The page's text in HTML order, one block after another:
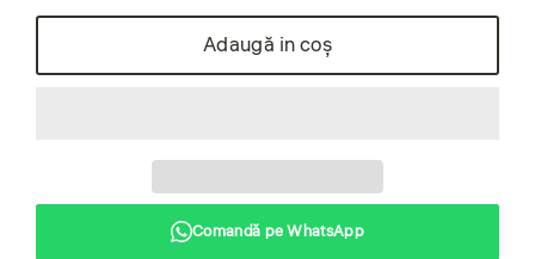
Adaugă in coş
Comandă pe WhatsApp